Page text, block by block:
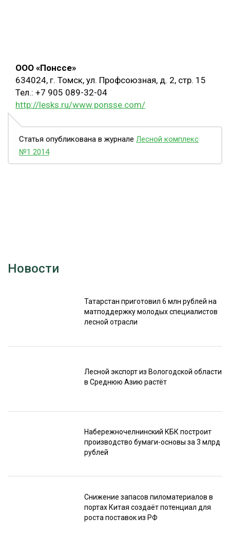
OOO «Понссе»
634024, г. Томск, ул. Профсоюзная, д. 2, стр. 15
Тел.: +7 905 089-32-04
http://lesks.ru/www.ponsse.com/
Статья опубликована в журнале Лесной комплекс
№1 2014
Новости
Татарстан приготовил 6 млн рублей на
матподдержку молодых специалистов
лесной отрасли
Лесной экспорт из Вологодской области
в Среднюю Азию растёт
Набережночелнинский КБК построит
производство бумаги-основы за 3 млрд
рублей
Снижение запасов пиломатериалов в
портах Китая создаёт потенциал для
роста поставок из РФ